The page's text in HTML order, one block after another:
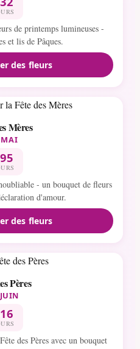
de printemps lumineuses -
et lis de Pâques.
des fleurs
Mères
MAI
- un bouquet de fleurs
d'amour.
des fleurs
Pères
des Pères avec un bouquet